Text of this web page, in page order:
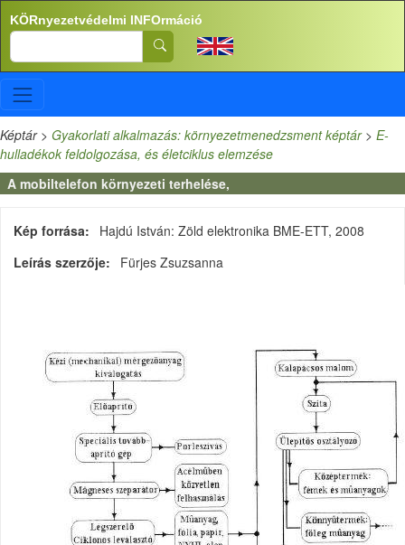
Ugrás a tartalomra
KÖRnyezetvédelmi INFOrmáció
Search
Képtár> Gyakorlati alkalmazás: környezetmenedzsment képtár> E-
hulladékok feldolgozása, és életciklus elemzése
A mobiltelefon környezeti terhelése,
Kép forrása
Hajdú István: Zöld elektronika BME-ETT, 2008
Leírás szerzője
Fürjes Zsuzsanna